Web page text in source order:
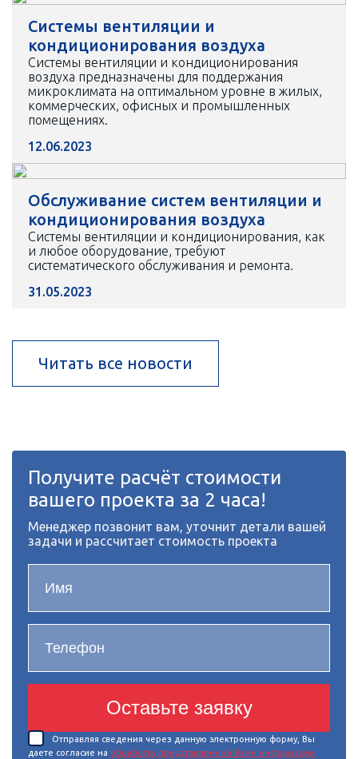
Системы вентиляции и
кондиционирования воздуха
Системы вентиляции и кондиционирования
воздуха предназначены для поддержания
микроклимата на оптимальном уровне в жилых,
коммерческих, офисных и промышленных
помещениях.
12.06.2023
Обслуживание систем вентиляции и
кондиционирования воздуха
Системы вентиляции и кондиционирования, как
и любое оборудование, требуют
систематического обслуживания и ремонта.
31.05.2023
Читать все новости
Получите расчёт стоимости
вашего проекта за 2 часа!
Менеджер позвонит вам, уточнит детали вашей
задачи и рассчитает стоимость проекта
Оставьте заявку
Отправляя сведения через данную электронную форму, Вы
даете согласие на обработку представленной Вами информации